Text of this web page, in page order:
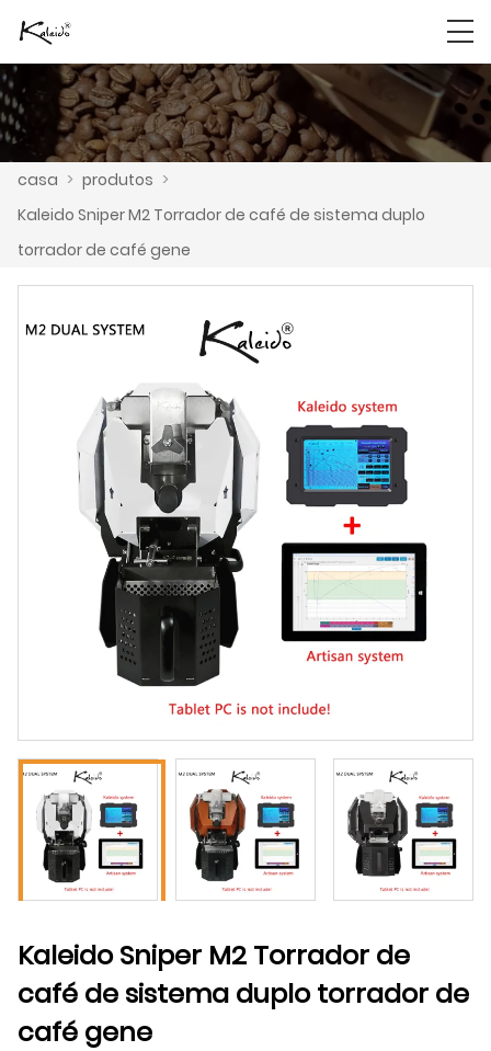
casa > produtos >
Kaleido Sniper M2 Torrador de café de sistema duplo
torrador de café gene
Kaleido Sniper M2 Torrador de
café de sistema duplo torrador de
café gene